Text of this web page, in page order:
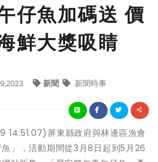
仔魚加碼送 價
鮮大獎吸睛
新聞 新聞時事
14:51:07)屏東縣政府與林邊區漁會
」，活動期間從3月8日起到5月26